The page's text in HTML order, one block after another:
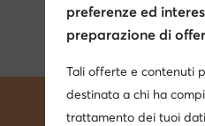
preferenze ed
preparazione di
Tali offerte e contenuti
destinata a chi ha
trattamento dei tuoi